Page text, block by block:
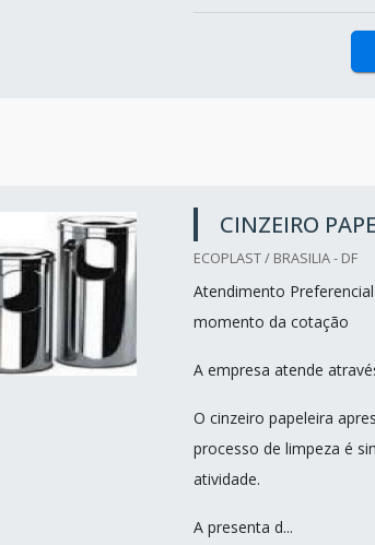
CINZEIRO
ECOPLAST / BRASILIA - DF
Atendimento
momento da cotação
A empresa atende
O cinzeiro papeleira
processo de limpeza é
atividade.
A presenta d...